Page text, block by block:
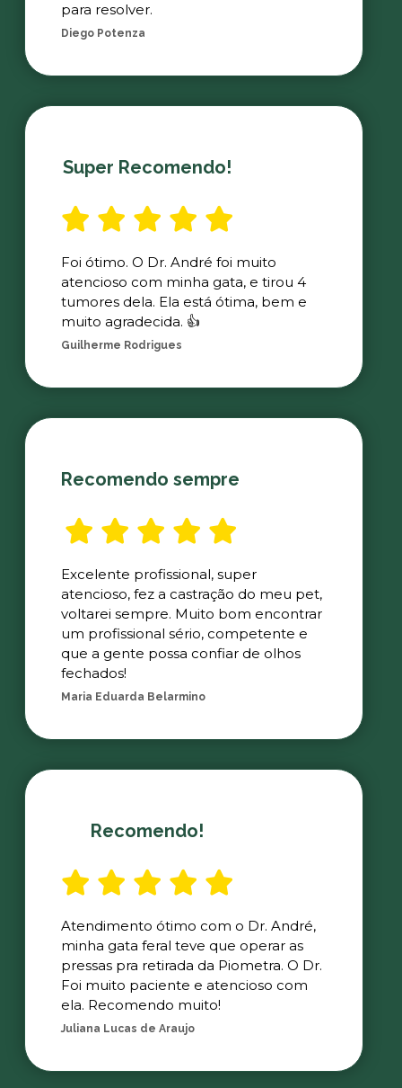
para resolver.
Diego Potenza
Super Recomendo!
Foi ótimo. O Dr. André foi muito
atencioso com minha gata, e tirou 4
tumores dela. Ela está ótima, bem e
muito agradecida. 👍
Guilherme Rodrigues
Recomendo sempre
Excelente profissional, super
atencioso, fez a castração do meu pet,
voltarei sempre. Muito bom encontrar
um profissional sério, competente e
que a gente possa confiar de olhos
fechados!
Maria Eduarda Belarmino
Recomendo!
Atendimento ótimo com o Dr. André,
minha gata feral teve que operar as
pressas pra retirada da Piometra. O Dr.
Foi muito paciente e atencioso com
ela. Recomendo muito!
Juliana Lucas de Araujo